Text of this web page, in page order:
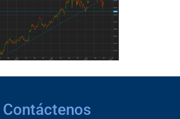
Contáctenos